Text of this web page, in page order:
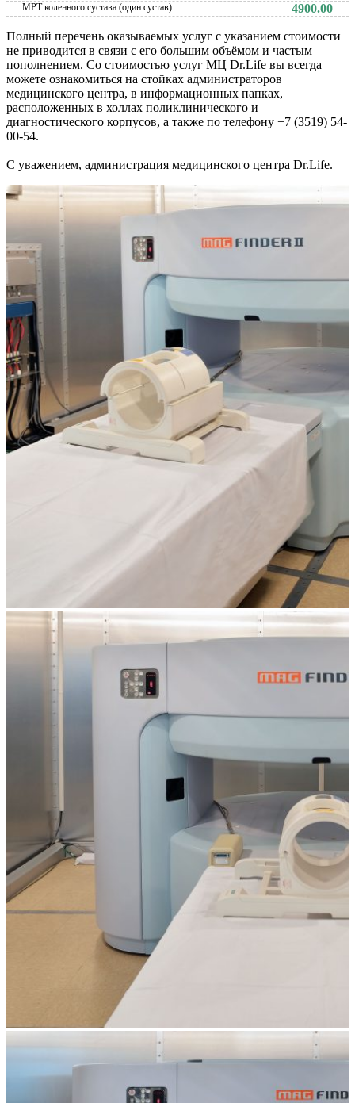
МРТ коленного сустава (один сустав) 4900.00
Полный перечень оказываемых услуг с указанием стоимости
не приводится в связи с его большим объёмом и частым
пополнением. Со стоимостью услуг МЦ Dr.Life вы всегда
можете ознакомиться на стойках администраторов
медицинского центра, в информационных папках,
расположенных в холлах поликлинического и
диагностического корпусов, а также по телефону +7 (3519) 54-
00-54.
С уважением, администрация медицинского центра Dr.Life.